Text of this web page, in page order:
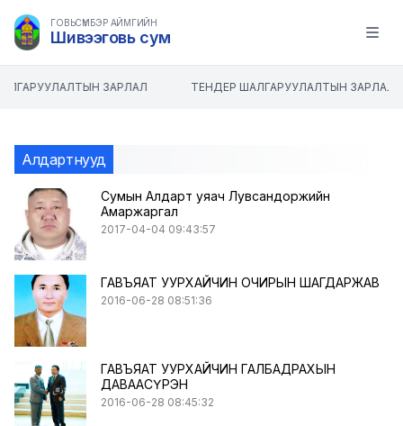
ГОВЬСҮМБЭР АЙМГИЙН
Шивээговь сум Open
ЗАРЛАЛ ТЕНДЕР ШАЛГАРУУЛАЛТЫН ЗАРЛАЛ
Алдартнууд
Сумын Алдарт уяач Лувсандоржийн
Амаржаргал
2017-04-04 09:43:57
ГАВЪЯАТ УУРХАЙЧИН ОЧИРЫН ШАГДАРЖАВ
2016-06-28 08:51:36
ГАВЪЯАТ УУРХАЙЧИН ГАЛБАДРАХЫН
ДАВААСҮРЭН
2016-06-28 08:45:32